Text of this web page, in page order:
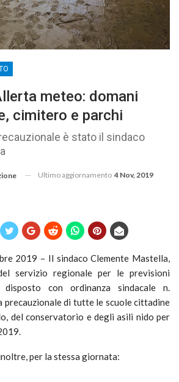
meteo: domani
cimitero e parchi
è stato il sindaco
Ultimo aggiornamento 4 Nov, 2019
2019 – Il sindaco Clemente Mastella,
servizio regionale per le previsioni
disposto con ordinanza sindacale n.
precauzionale di tutte le scuole cittadine
del conservatorio e degli asili nido per
per la stessa giornata: